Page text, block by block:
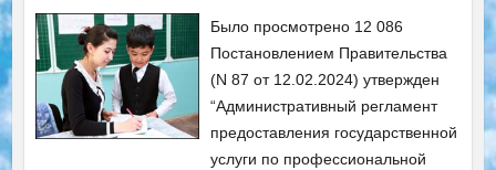
Было просмотрено 12 086
Постановлением Правительства
(N 87 от 12.02.2024) утвержден
“Административный регламент
предоставления государственной
услуги по профессиональной